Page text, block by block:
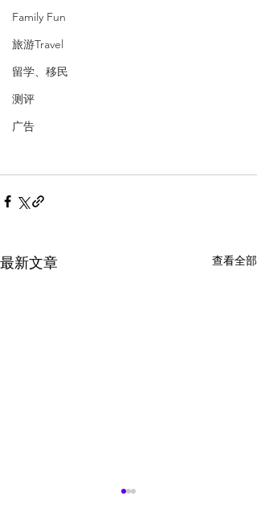
Family Fun
旅游Travel
留学、移民
测评
广告
最新文章 查看全部